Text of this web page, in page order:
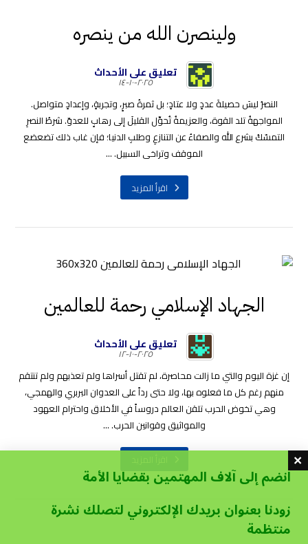
ولينصرن الله من ينصره
تعليق على الأحداث
٢٠٢٥-١٠-١٤
النصرُ ليسَ حصيلةَ عددٍ ولا عتادٍ؛ بل ثمرةُ صبرٍ، وتجربةٍ، وإعدادٍ متواصل.
المواجهةُ تلد القوة، والعزيمةُ تُحوِّل القليلَ إلى رهابٍ للعدوّ. شرطُ النصرِ
التمسّكُ بشرع الله والصفاءُ عن التنازعِ وطلبِ الدنيا؛ فإن غاب ذلك تضعضع
الموقف وتراخى السبيل. ...
اقرأ المزيد
الجهاد الإسلامي رحمة للعالمين
تعليق على الأحداث
٢٠٢٥-١٠-١٢
إن غزة اليوم والتي ما زالت محاصرة، لم تقتل أسراها ولم تعذبهم ولم تنتقم
منهم رغم كل ما فعلوه بها، ولا حتى رداً على العدوان البربري والهمجي،
وهي تخوض الحرب تلقن العالم دروساً في الأخلاق واحترام العهود
والمواثيق وقوانين الحرب. ...
انضم إلى آلاف المهتمين بقضايا الأمة
زودنا بعنوان بريدك الإلكتروني لتصلك نشرة
منتظمة